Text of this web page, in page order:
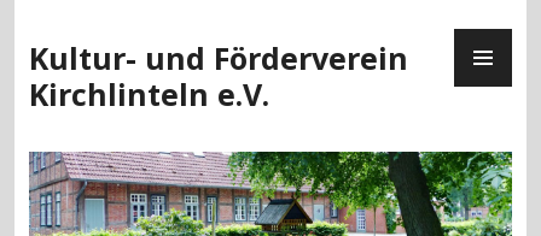
Inhalt
springen
Kultur- und Förderverein
Kirchlinteln e.V.